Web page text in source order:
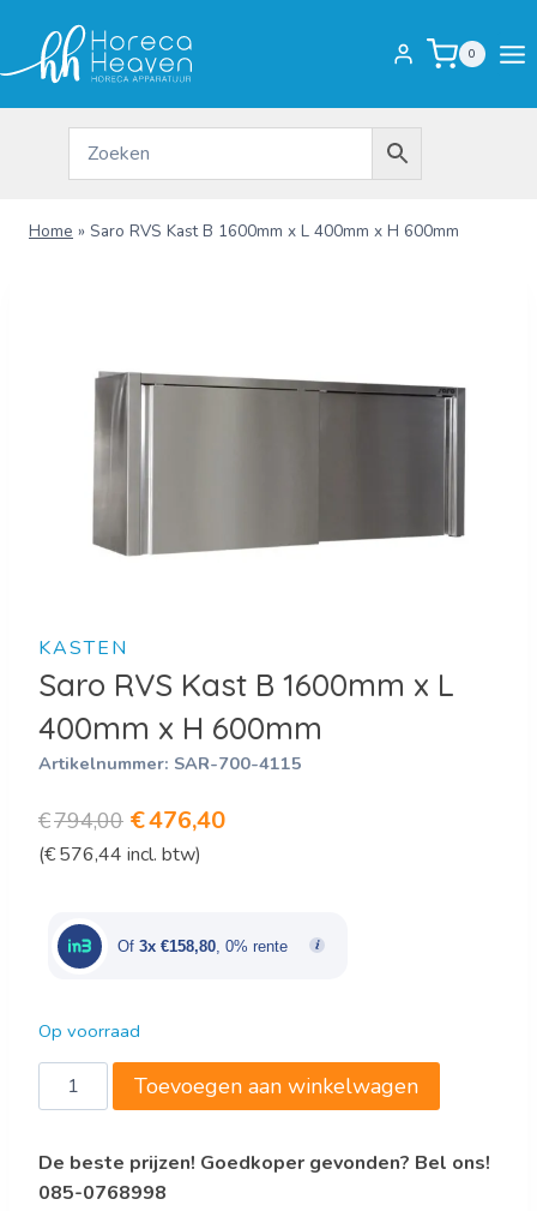
inhoud
0
Home » Saro RVS Kast B 1600mm x L 400mm x H 600mm
KASTEN
Saro RVS Kast B 1600mm x L
400mm x H 600mm
Artikelnummer: SAR-700-4115
€794,00 Oorspronkelijke
prijs
€794,00.
€476,40Huidige
€476,40.
(€576,44 incl. btw)
Of 3x €158,80 , 0% rente
Op voorraad
Saro
RVS
B
1600mm
Toevoegen aan winkelwagen
De beste prijzen! Goedkoper gevonden? Bel ons!
085-0768998